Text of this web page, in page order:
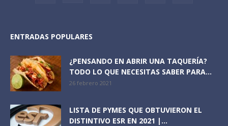
ENTRADAS POPULARES
¿PENSANDO EN ABRIR UNA TAQUERÍA?
TODO LO QUE NECESITAS SABER PARA...
26 febrero 2021
LISTA DE PYMES QUE OBTUVIERON EL
DISTINTIVO ESR EN 2021 |...